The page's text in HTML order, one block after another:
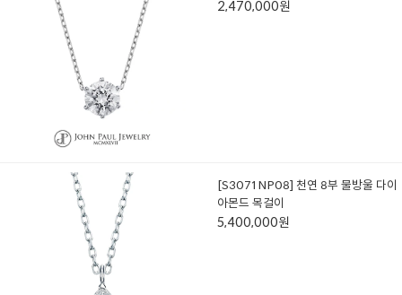
2,470,000원
[S3071NP08] 천연 8부 물방울 다이
아몬드 목걸이
5,400,000원